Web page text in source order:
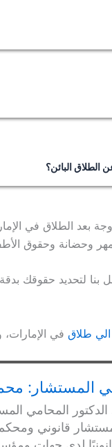
البائن؟
بعد الطلاق في
وحضانة وحقوق
حقوقك بدقة
الي طلاق في الإمارات،
المستشار:
المحامي